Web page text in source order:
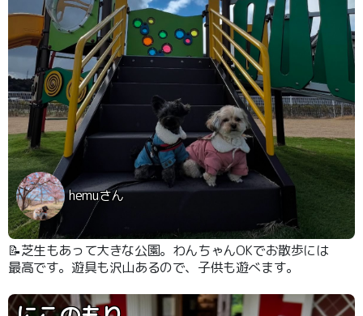
hemuさん
📝芝生もあって大きな公園。わんちゃんOKでお散歩には
最高です。遊具も沢山あるので、子供も遊べます。